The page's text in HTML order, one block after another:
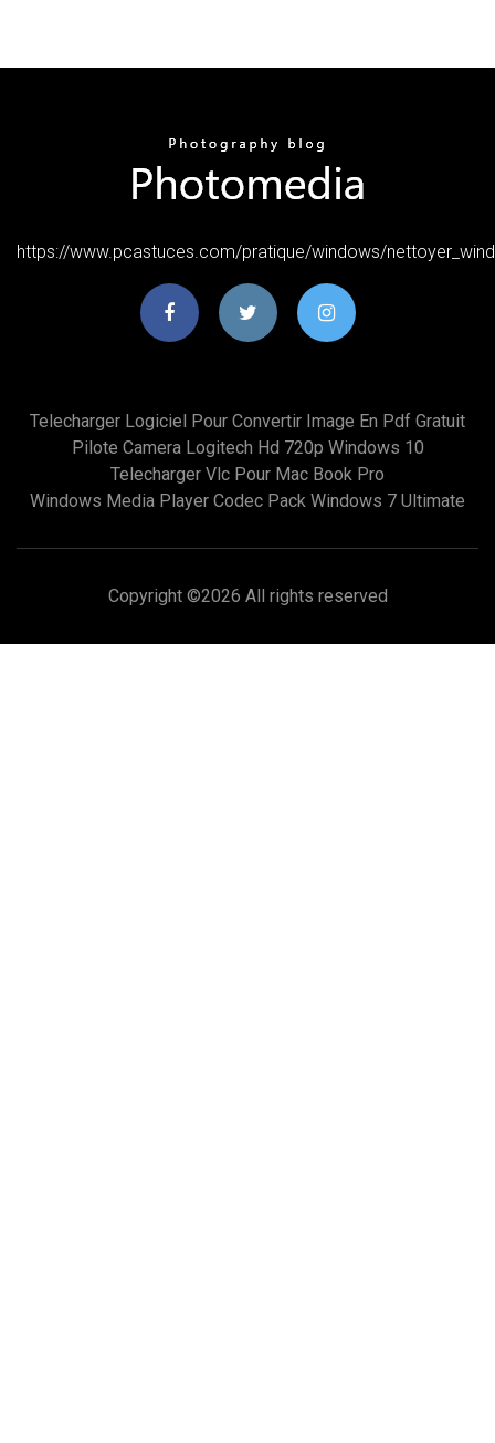
https://www.pcastuces.com/pratique/windows/
Telecharger Logiciel Pour Convertir Image En Pdf Gratuit
Pilote Camera Logitech Hd 720p Windows 10
Telecharger Vlc Pour Mac Book Pro
Windows Media Player Codec Pack Windows 7 Ultimate
Copyright ©2026 All rights reserved